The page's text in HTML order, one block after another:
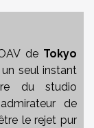
de Tokyo
seul instant
du studio
de
le rejet pur